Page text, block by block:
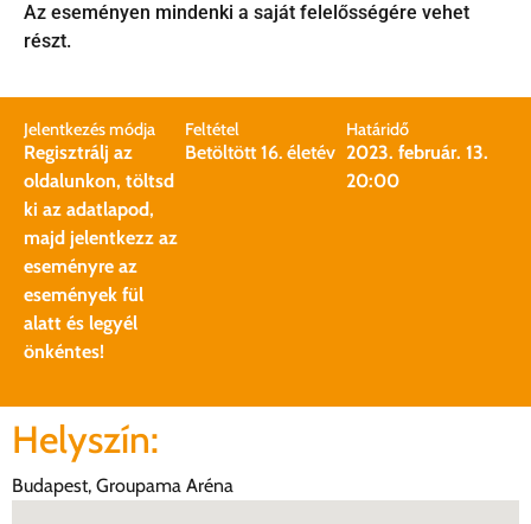
Az eseményen mindenki a saját felelősségére vehet
részt.
Jelentkezés módja
Regisztrálj az
oldalunkon, töltsd
ki az adatlapod,
majd jelentkezz az
eseményre az
események fül
alatt és legyél
önkéntes!
Feltétel
Betöltött 16. életév
Határidő
2023. február. 13.
20:00
Helyszín:
Budapest, Groupama Aréna